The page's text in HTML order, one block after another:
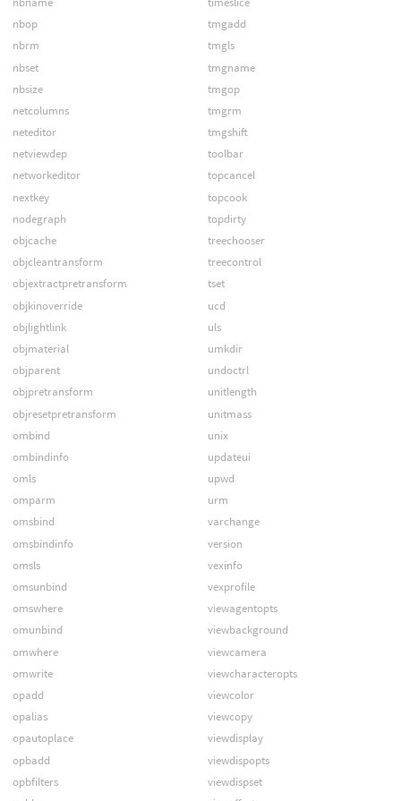
nbop
nbrm
nbset
nbsize
netcolumns
neteditor
netviewdep
networkeditor
nextkey
nodegraph
objcache
objcleantransform
objextractpretransform
objkinoverride
objlightlink
objmaterial
objparent
objpretransform
objresetpretransform
ombind
ombindinfo
omls
omparm
omsbind
omsbindinfo
omsls
omsunbind
omswhere
omunbind
omwhere
omwrite
opadd
opalias
opautoplace
opbadd
opbfilters
tmgadd
tmgls
tmgname
tmgop
tmgrm
tmgshift
toolbar
topcancel
topcook
topdirty
treechooser
treecontrol
tset
ucd
uls
umkdir
undoctrl
unitlength
unitmass
unix
updateui
upwd
urm
varchange
version
vexinfo
vexprofile
viewagentopts
viewbackground
viewcamera
viewcharacteropts
viewcolor
viewcopy
viewdisplay
viewdispopts
viewdispset